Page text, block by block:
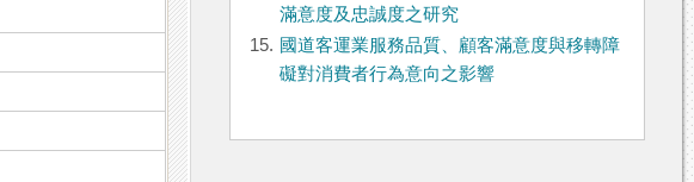
滿意度及忠誠度之研究
15. 國道客運業服務品質、顧客滿意度與移轉障
礙對消費者行為意向之影響